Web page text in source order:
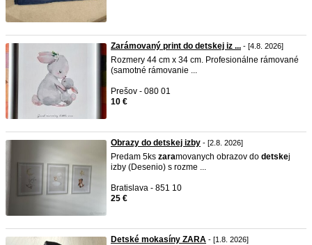
Zarámovaný print do detskej iz ... - [4.8. 2026]
Rozmery 44 cm x 34 cm. Profesionálne rámované
(samotné rámovanie ...
Prešov - 080 01
10 €
Obrazy do detskej izby - [2.8. 2026]
Predam 5ks zaramovanych obrazov do detskej
izby (Desenio) s rozme ...
Bratislava - 851 10
25 €
Detské mokasíny ZARA - [1.8. 2026]